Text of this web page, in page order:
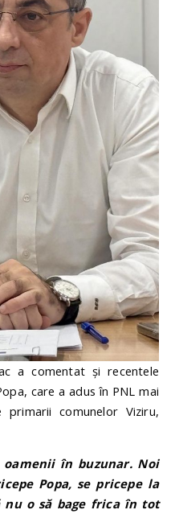
a comentat și recentele
care a adus în PNL mai
comunelor Viziru,
în buzunar. Noi
Popa, se pricepe la
nu o să bage frica în tot